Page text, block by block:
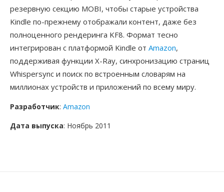
резервную секцию MOBI, чтобы старые устройства
Kindle по-прежнему отображали контент, даже без
полноценного рендеринга KF8. Формат тесно
интегрирован с платформой Kindle от Amazon,
поддерживая функции X-Ray, синхронизацию страниц
Whispersync и поиск по встроенным словарям на
миллионах устройств и приложений по всему миру.
Разработчик: Amazon
Дата выпуска: Ноябрь 2011